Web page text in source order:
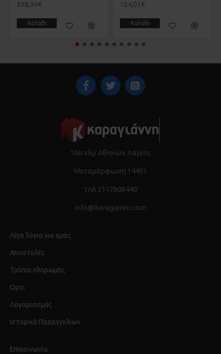
898,36€
Καλάθι
184,01€
Καλάθι
10ο χλμ Αθηνών Λαμίας
Μεταμόρφωση 14451
τηλ 2117808440
info@karagianni.com
Λίγα λόγια για εμάς
Αποστολές
Τρόποι πληρωμής
Όροι
Λογαριασμός
Ιστορικό Παραγγελίων
Επικοινωνία